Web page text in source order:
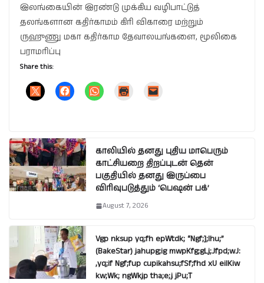
இலங்கையின் இரண்டு முக்கிய வழிபாட்டுத்
தலங்களான கதிர்காமம் கிரி விகாரை மற்றும்
ருஹுணு மகா கதிர்காம தேவாலயங்களை, மூலிகை
பராமரிப்பு
Share this:
காலியில் தனது புதிய மாபெரும்
காட்சியறை திறப்புடன் தென்
பகுதியில் தனது இருப்பை
விரிவுபடுத்தும் ‘பெஷன் பக்’
August 7, 2026
Vgp nksup yq;fh epWtdk; “Ngf;];lhu;”
(BakeStar) jahupg;ig mwpKfg;gLj;Jfpd;wJ:
,yq;if Ngf;fup cupikahsu;fSf;fhd xU eilKiw
kw;Wk; ngWkjp tha;e;j jPu;T